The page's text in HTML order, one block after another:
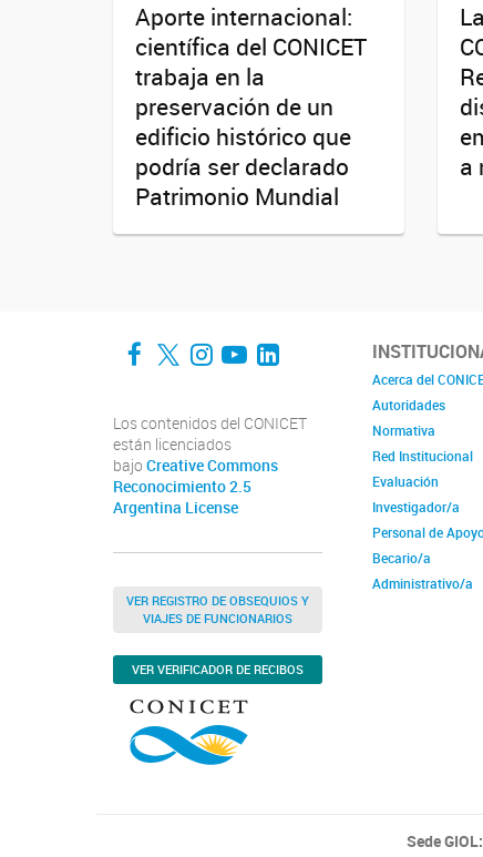
Aporte internacional:
científica del CONICET
trabaja en la
preservación de un
edificio histórico que
podría ser declarado
Patrimonio Mundial
a
Facebook
Twitter
Instagram
YouTube
LinkedIn
Los contenidos del CONICET
están licenciados
bajo Creative Commons
Reconocimiento 2.5
Argentina License
VER REGISTRO DE OBSEQUIOS Y
VIAJES DE FUNCIONARIOS
VER VERIFICADOR DE RECIBOS
Acerca del
Autoridades
Normativa
Red Institucional
Evaluación
Investigador/a
Personal de
Becario/a
Administrativo/a
Sede GIOL: